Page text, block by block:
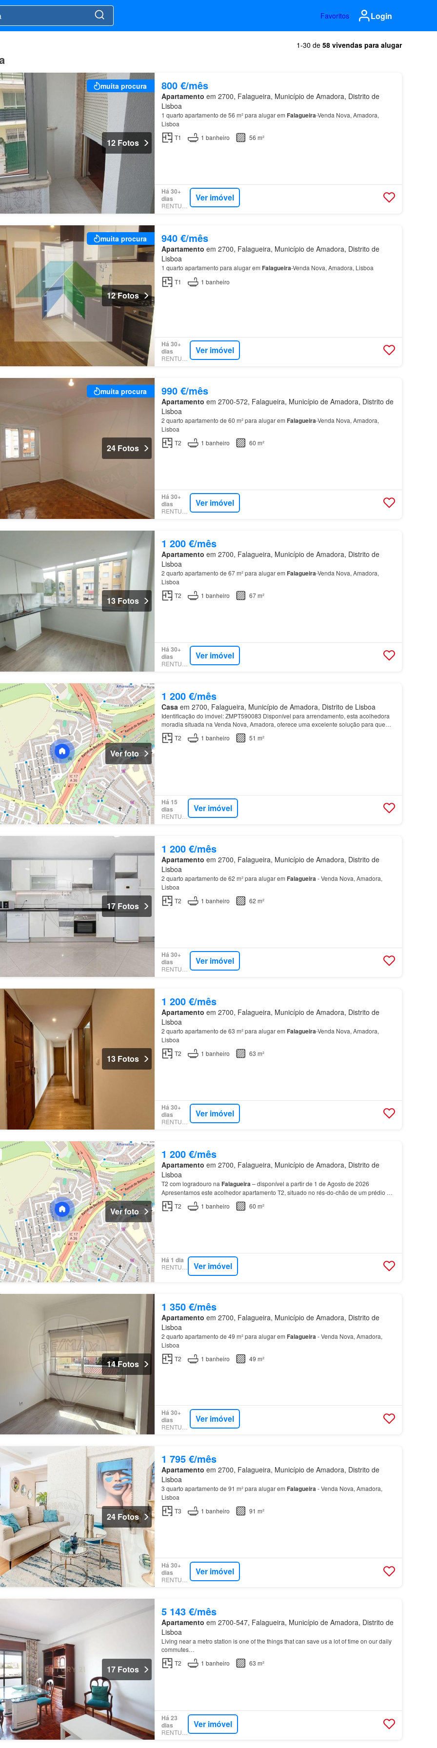
Favoritos Login
1-30 de 58 vivendas para alugar
muita procura
12 Fotos
800 €/mês
Apartamento em 2700, Falagueira, Município de Amadora, Distrito de
Lisboa
1 quarto apartamento de 56 m² para alugar em Falagueira-Venda Nova, Amadora,
Lisboa
T1
1 banheiro 56 m²
Há 30+
dias
RENTUMO
Ver imóvel
muita procura
12 Fotos
940 €/mês
Apartamento em 2700, Falagueira, Município de Amadora, Distrito de
Lisboa
1 quarto apartamento para alugar em Falagueira-Venda Nova, Amadora, Lisboa
T1
1 banheiro
Há 30+
dias
RENTUMO
Ver imóvel
muita procura
24 Fotos
990 €/mês
Apartamento em 2700-572, Falagueira, Município de Amadora, Distrito de
Lisboa
2 quarto apartamento de 60 m² para alugar em Falagueira-Venda Nova, Amadora,
Lisboa
T2
1 banheiro 60 m²
Há 30+
dias
RENTUMO
Ver imóvel
13 Fotos
1 200 €/mês
Apartamento em 2700, Falagueira, Município de Amadora, Distrito de
Lisboa
2 quarto apartamento de 67 m² para alugar em Falagueira-Venda Nova, Amadora,
Lisboa
T2
1 banheiro 67 m²
Há 30+
dias
RENTUMO
Ver imóvel
Ver foto
1 200 €/mês
Casa em 2700, Falagueira, Município de Amadora, Distrito de Lisboa
Identificação do imóvel: ZMPT590083 Disponível para arrendamento, esta acolhedora
moradia situada na Venda Nova, Amadora, oferece uma excelente solução para quem
procura conforto, privacidade e uma localização central…
T2 1 banheiro 51 m²
Há 15
dias
RENTUMO
Ver imóvel
17 Fotos
1 200 €/mês
Apartamento em 2700, Falagueira, Município de Amadora, Distrito de
Lisboa
2 quarto apartamento de 62 m² para alugar em Falagueira- Venda Nova, Amadora,
Lisboa
T2
1 banheiro 62 m²
Há 30+
dias
RENTUMO
Ver imóvel
13 Fotos
1 200 €/mês
Apartamento em 2700, Falagueira, Município de Amadora, Distrito de
Lisboa
2 quarto apartamento de 63 m² para alugar em Falagueira-Venda Nova, Amadora,
Lisboa
T2
1 banheiro 63 m²
Há 30+
dias
Ver imóvel
Ver foto
1 200 €/mês
Apartamento em 2700, Falagueira, Município de Amadora, Distrito de
Lisboa
T2 com logradouro na Falagueira– disponível a partir de 1 de Agosto de 2026
Apresentamos este acolhedor apartamento T2, situado no rés-do-chão de um prédio na
Falagueira , ideal para quem valoriza conforto, funcionalidade e u…
T2 1 banheiro 60 m²
Há 1 dia
Ver imóvel
14 Fotos
1 350 €/mês
Apartamento em 2700, Falagueira, Município de Amadora, Distrito de
Lisboa
2 quarto apartamento de 49 m² para alugar em Falagueira- Venda Nova, Amadora,
Lisboa
T2
1 banheiro 49 m²
Há 30+
dias
Ver imóvel
24 Fotos
1 795 €/mês
Apartamento em 2700, Falagueira, Município de Amadora, Distrito de
Lisboa
3 quarto apartamento de 91 m² para alugar em Falagueira- Venda Nova, Amadora,
Lisboa
T3
1 banheiro 91 m²
Há 30+
dias
Ver imóvel
17 Fotos
5 143 €/mês
Apartamento em 2700-547, Falagueira, Município de Amadora, Distrito de
Lisboa
Living near a metro station is one of the things that can save us a lot of time on our daily
commutes…
T2
1 banheiro 63 m²
Há 23
dias
Ver imóvel